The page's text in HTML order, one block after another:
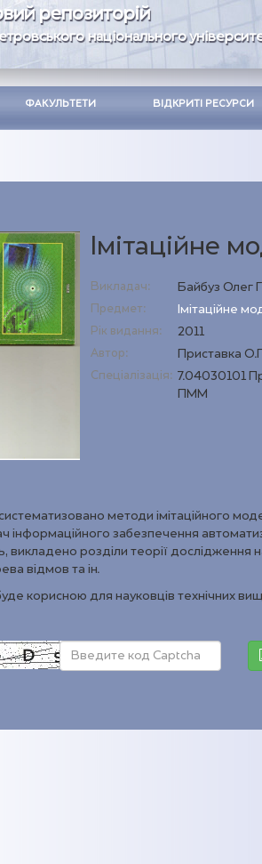
репозиторій
національного
ФАКУЛЬТЕТИ ВІДКРИТІ РЕСУРСИ
Імітаційне
Викладач: Байбуз Олег
Предмет: Імітаційне
Рік видання: 2011
Автор: Приставка
Спеціалізація: 7.04030101
ПММ
методи імітаційного
інформаційного забезпечення
викладено розділи теорії дослідження
відмов та ін.
корисною для науковців технічних